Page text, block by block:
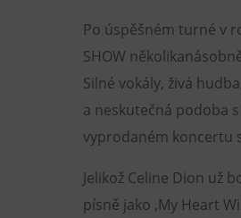
Po úspěšném turné v
SHOW
Silné vokály, živá
a neskutečná podoba
vyprodaném koncertu
Jelikož Celine Dion už
písně jako ‚My Heart